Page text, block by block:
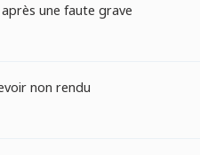
une faute grave
non rendu